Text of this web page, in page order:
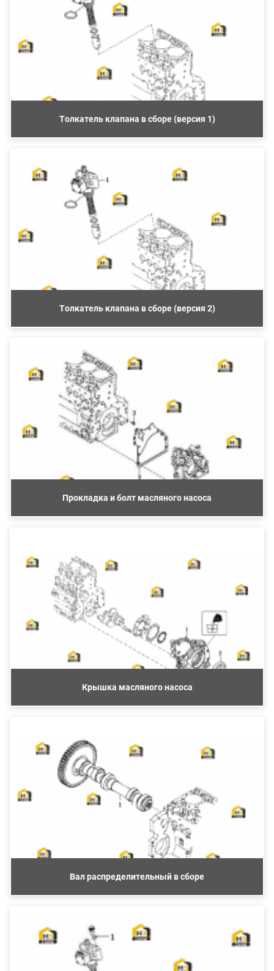
Толкатель клапана в сборе (версия 1)
Толкатель клапана в сборе (версия 2)
Прокладка и болт масляного насоса
Крышка масляного насоса
Вал распределительный в сборе